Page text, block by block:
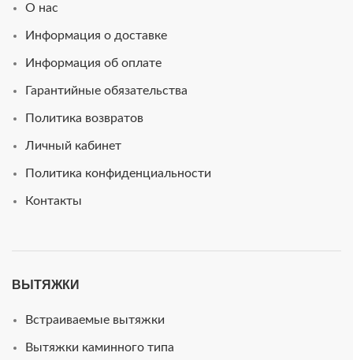
О нас
Информация о доставке
Информация об оплате
Гарантийные обязательства
Политика возвратов
Личный кабинет
Политика конфиденциальности
Контакты
ВЫТЯЖКИ
Встраиваемые вытяжки
Вытяжки каминного типа